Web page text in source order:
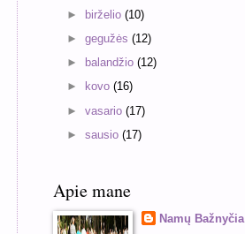
► birželio(10)
►gegužės(12)
►
balandžio(12)
►
kovo(16)
►vasario(17)
►sausio(17)
Apie mane
Namų Bažnyčia